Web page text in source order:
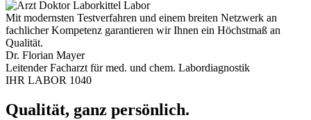
Mit modernsten Testverfahren und einem breiten Netzwerk an
fachlicher Kompetenz garantieren wir Ihnen ein Höchstmaß an
Qualität.
Dr. Florian Mayer
Leitender Facharzt für med. und chem. Labordiagnostik
IHR LABOR 1040
Qualität, ganz persönlich.